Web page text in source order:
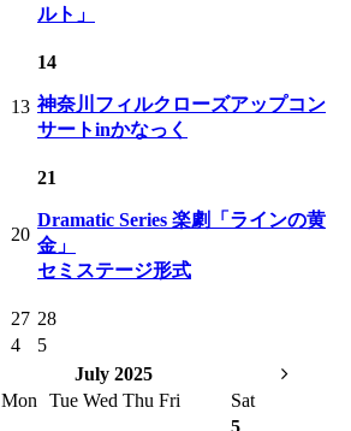
ルト」
13
14
神奈川フィルクローズアップコン
サートinかなっく
20
21
Dramatic Series 楽劇「ラインの黄
金」
セミステージ形式
27 28
4
5
July 2025
Mon Tue Wed Thu Fri Sat
5